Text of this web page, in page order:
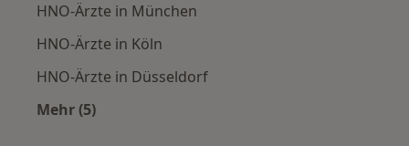
HNO-Ärzte in München
HNO-Ärzte in Köln
HNO-Ärzte in Düsseldorf
Mehr (5)